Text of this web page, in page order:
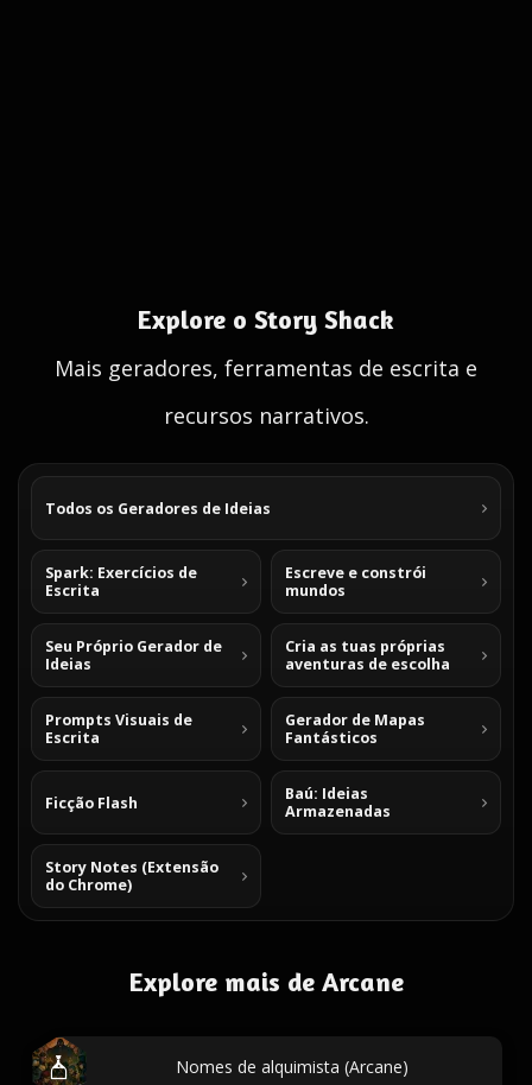
Explore o Story Shack
Mais geradores, ferramentas de escrita e
recursos narrativos.
Todos os Geradores de Ideias
Spark: Exercícios de
Escrita
Escreve e constrói
mundos
Seu Próprio Gerador de
Ideias
Cria as tuas próprias
aventuras de escolha
Prompts Visuais de
Escrita
Gerador de Mapas
Fantásticos
Ficção Flash
Baú: Ideias
Armazenadas
Story Notes (Extensão
do Chrome)
Explore mais de Arcane
Nomes de alquimista (Arcane)